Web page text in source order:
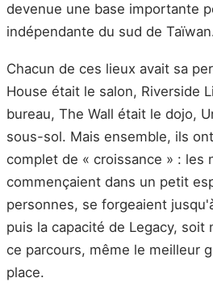
devenue une base importante
indépendante du sud de
Chacun de ces lieux avait sa
House était le salon, Riverside
bureau, The Wall était le dojo,
sous-sol. Mais ensemble, ils
complet de « croissance » : les
commençaient dans un petit
personnes, se forgeaient
puis la capacité de Legacy, soit
ce parcours, même le meilleur
place.